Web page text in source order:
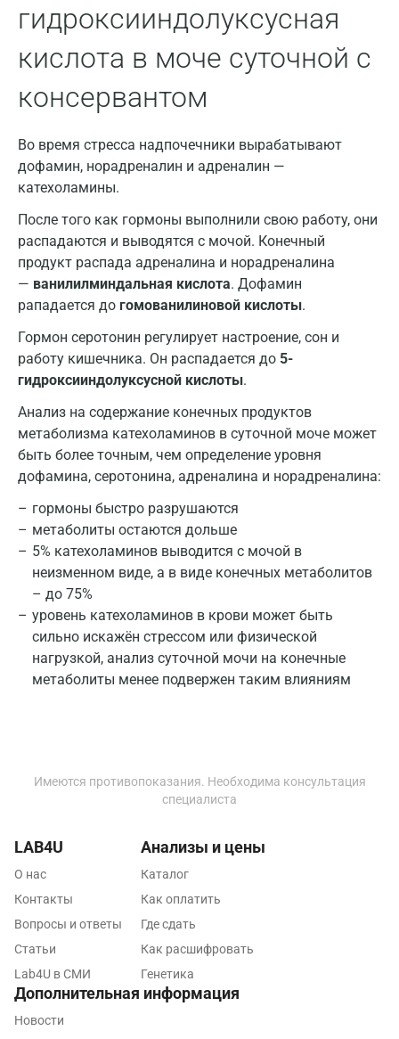
гидроксииндолуксусная
кислота в моче суточной с
консервантом
Во время стресса надпочечники вырабатывают
дофамин, норадреналин и адреналин —
катехоламины.
После того как гормоны выполнили свою работу, они
распадаются и выводятся с мочой. Конечный
продукт распада адреналина и норадреналина
— ванилилминдальная кислота. Дофамин
рападается до гомованилиновой кислоты.
Гормон серотонин регулирует настроение, сон и
работу кишечника. Он распадается до 5-
гидроксииндолуксусной кислоты.
Анализ на содержание конечных продуктов
метаболизма катехоламинов в суточной моче может
быть более точным, чем определение уровня
дофамина, серотонина, адреналина и норадреналина:
гормоны быстро разрушаются
метаболиты остаются дольше
5% катехоламинов выводится с мочой в
неизменном виде, а в виде конечных метаболитов
– до 75%
уровень катехоламинов в крови может быть
сильно искажён стрессом или физической
нагрузкой, анализ суточной мочи на конечные
метаболиты менее подвержен таким влияниям
Иваново
Ивантеевка
Ижевск
Йошкар-Ола
Калуга
Кемерово
Ковров
Коломна
Королев
Кострома
Котельники
Красногорск
Краснодар
Красноярск
Курск
Лабинск
Липецк
Лобня
Мурино
Набережные Челны
Наро-Фоминск
Нижнекамск
Имеются противопоказания. Необходима консультация
специалиста
LAB4U
О нас
Контакты
Вопросы и ответы
Статьи
Lab4U в СМИ
Анализы и цены
Каталог
Как оплатить
Где сдать
Как расшифровать
Генетика
Дополнительная информация
Новости